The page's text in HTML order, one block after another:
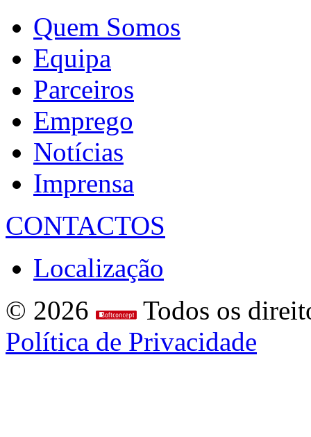
Quem Somos
Equipa
Parceiros
Emprego
Notícias
Imprensa
CONTACTOS
Localização
© 2026
Todos os
Política de Privacidade